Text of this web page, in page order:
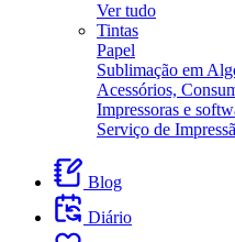
Ver tudo
Tintas
Papel
Sublimação em
Acessórios,
Impressoras e
Serviço de
Blog
Diário